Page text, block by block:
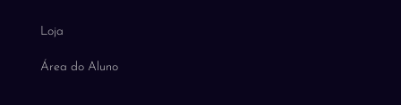
Loja
Área do Aluno